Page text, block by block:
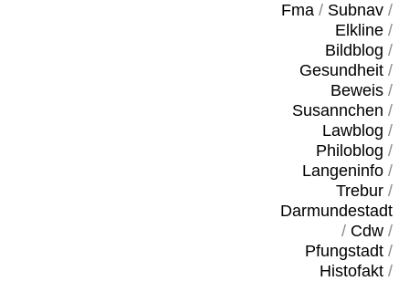
Fma/ Subnav/
Elkline/
Bildblog /
Gesundheit/
Beweis/
Susannchen /
Lawblog /
Philoblog /
Langeninfo/
Trebur/
Darmundestadt
/ Cdw/
Pfungstadt/
Histofakt/